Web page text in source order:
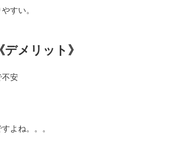
すい。
メリット》
不安
よね。。。